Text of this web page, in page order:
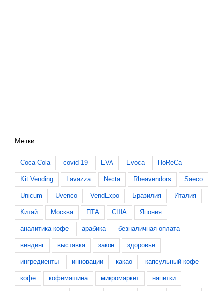
Метки
Coca-Cola covid-19 EVA Evoca HoReCa
Kit Vending Lavazza Necta Rheavendors Saeco
Unicum Uvenco VendExpo Бразилия Италия
Китай Москва ПТА США Япония
аналитика кофе арабика безналичная оплата
вендинг выставка закон здоровье
ингредиенты инновации какао капсульный кофе
кофе кофемашина микромаркет напитки